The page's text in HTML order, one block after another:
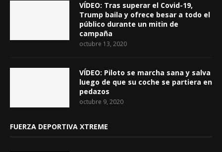
VÍDEO: Tras superar el Covid-19,
Trump baila y ofrece besar a todo el
público durante un mitin de
campaña
octubre 13, 2020
VÍDEO: Piloto se marcha sana y salva
luego de que su coche se partiera en
pedazos
octubre 9, 2020
FUERZA DEPORTIVA XTREME